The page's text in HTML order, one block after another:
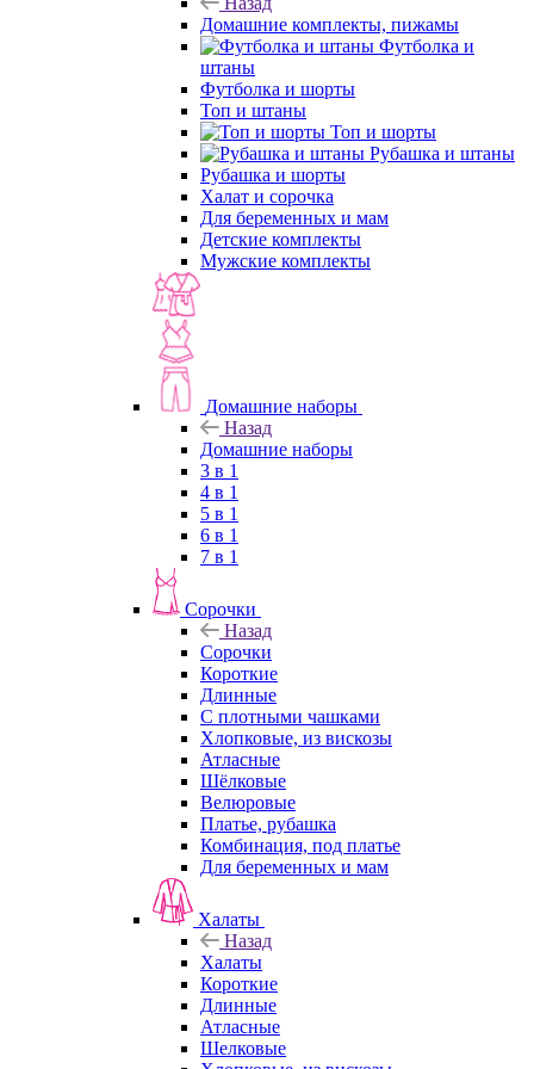
Домашние комплекты, пижамы
Футболка и
штаны
Футболка и шорты
Топ и штаны
Топ и шорты
Рубашка и штаны
Рубашка и шорты
Халат и сорочка
Для беременных и мам
Детские комплекты
Мужские комплекты
Домашние наборы
Назад
Домашние наборы
3 в 1
4 в 1
5 в 1
6 в 1
7 в 1
Сорочки
Назад
Сорочки
Короткие
Длинные
С плотными чашками
Хлопковые, из вискозы
Атласные
Шёлковые
Велюровые
Платье, рубашка
Комбинация, под платье
Для беременных и мам
Халаты
Назад
Халаты
Короткие
Длинные
Атласные
Шелковые